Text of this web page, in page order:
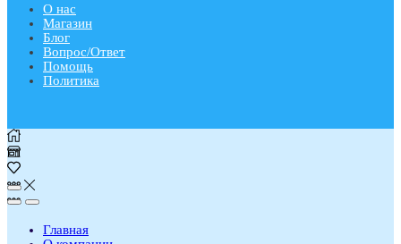
О нас
Магазин
Блог
Вопрос/Ответ
Помощь
Политика
Главная